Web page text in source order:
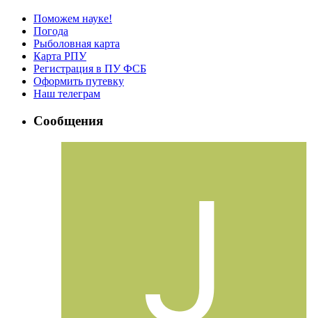
Поможем науке!
Погода
Рыболовная карта
Карта РПУ
Регистрация в ПУ ФСБ
Оформить путевку
Наш телеграм
Сообщения